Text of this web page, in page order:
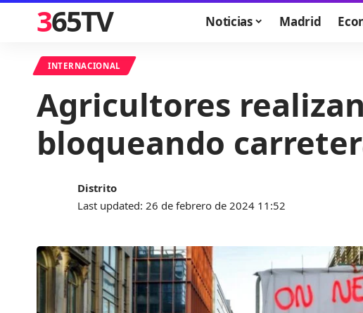
365TV Noticias Madrid
INTERNACIONAL
Agricultores
bloqueando
Last updated: 26 de febrero de 2024 11:52
Distrito